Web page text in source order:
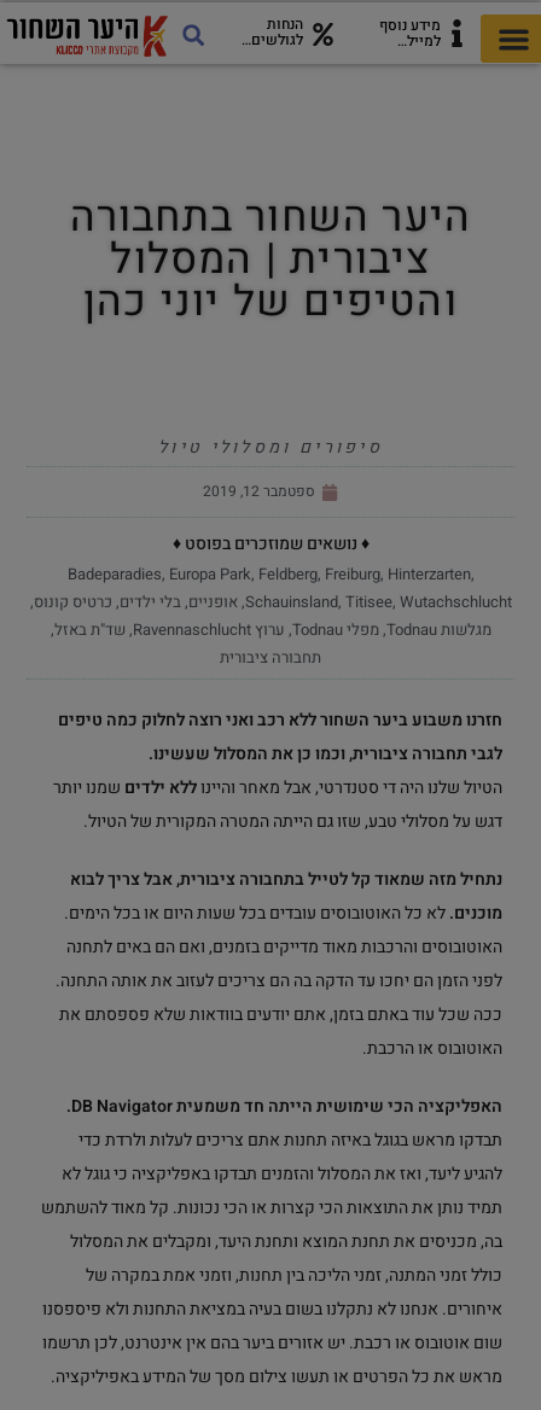
מידע נוסף
למייל…
הנחות
לגולשים…
היער השחור בתחבורה
ציבורית | המסלול
והטיפים של יוני כהן
סיפורים ומסלולי טיול
ספטמבר 12, 2019
♦ נושאים שמוזכרים בפוסט ♦
Badeparadies, Europa Park, Feldberg, Freiburg, Hinterzarten,
Schauinsland, Titisee, Wutachschlucht
,אופניים,בלי ילדים, כרטיס קונוס,
מגלשות Todnau
,מפלי Todnau , ערוץ Ravennaschlucht , שד"ת באזל,
תחבורה ציבורית
חזרנו משבוע ביער השחור ללא רכב ואני רוצה לחלוק כמה טיפים
לגבי תחבורה ציבורית, וכמו כן את המסלול שעשינו.
הטיול שלנו היה די סטנדרטי, אבל מאחר והיינוללא ילדים שמנו יותר
דגש על מסלולי טבע, שזו גם הייתה המטרה המקורית של הטיול.
נתחיל מזה שמאוד קל לטייל בתחבורה ציבורית, אבל צריך לבוא
מוכנים.לא כל האוטובוסים עובדים בכל שעות היום או בכל הימים.
האוטובוסים והרכבות מאוד מדייקים בזמנים, ואם הם באים לתחנה
לפני הזמן הם יחכו עד הדקה בה הם צריכים לעזוב את אותה התחנה.
ככה שכל עוד באתם בזמן, אתם יודעים בוודאות שלא פספסתם את
האוטובוס או הרכבת.
האפליקציה הכי שימושית הייתה חד משמעית DB Navigator.
תבדקו מראש בגוגל באיזה תחנות אתם צריכים לעלות ולרדת כדי
להגיע ליעד, ואז את המסלול והזמנים תבדקו באפליקציה כי גוגל לא
תמיד נותן את התוצאות הכי קצרות או הכי נכונות. קל מאוד להשתמש
בה, מכניסים את תחנת המוצא ותחנת היעד, ומקבלים את המסלול
כולל זמני המתנה, זמני הליכה בין תחנות, וזמני אמת במקרה של
איחורים. אנחנו לא נתקלנו בשום בעיה במציאת התחנות ולא פיספסנו
שום אוטובוס או רכבת. יש אזורים ביער בהם אין אינטרנט, לכן תרשמו
מראש את כל הפרטים או תעשו צילום מסך של המידע באפיליקציה.